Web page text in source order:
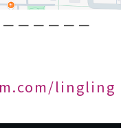
－－－－－
lingling